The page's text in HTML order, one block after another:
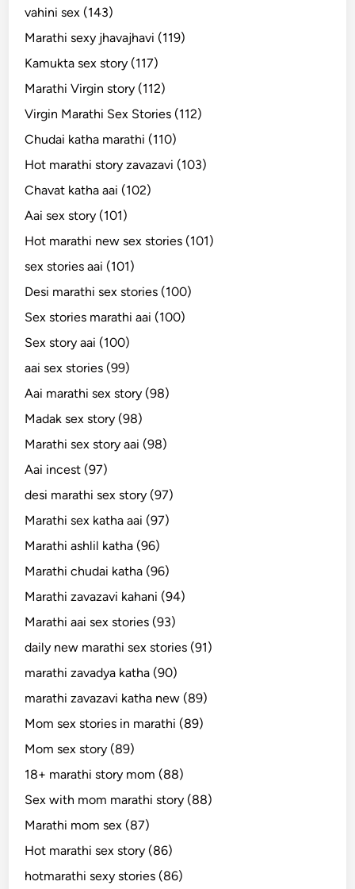
vahini sex (143)
Marathi sexy jhavajhavi (119)
Kamukta sex story (117)
Marathi Virgin story (112)
Virgin Marathi Sex Stories (112)
Chudai katha marathi (110)
Hot marathi story zavazavi (103)
Chavat katha aai (102)
Aai sex story (101)
Hot marathi new sex stories (101)
sex stories aai (101)
Desi marathi sex stories (100)
Sex stories marathi aai (100)
Sex story aai (100)
aai sex stories (99)
Aai marathi sex story (98)
Madak sex story (98)
Marathi sex story aai (98)
Aai incest (97)
desi marathi sex story (97)
Marathi sex katha aai (97)
Marathi ashlil katha (96)
Marathi chudai katha (96)
Marathi zavazavi kahani (94)
Marathi aai sex stories (93)
daily new marathi sex stories (91)
marathi zavadya katha (90)
marathi zavazavi katha new (89)
Mom sex stories in marathi (89)
Mom sex story (89)
18+ marathi story mom (88)
Sex with mom marathi story (88)
Marathi mom sex (87)
Hot marathi sex story (86)
hotmarathi sexy stories (86)